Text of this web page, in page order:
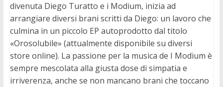
divenuta Diego Turatto e i Modium, inizia ad
arrangiare diversi brani scritti da Diego: un lavoro che
culmina in un piccolo EP autoprodotto dal titolo
«Orosolubile» (attualmente disponibile su diversi
store online). La passione per la musica de I Modium è
sempre mescolata alla giusta dose di simpatia e
irriverenza, anche se non mancano brani che toccano